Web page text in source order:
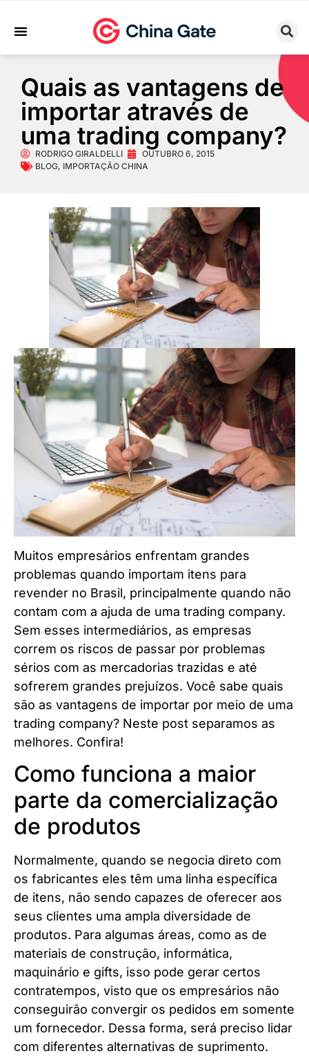
Quais as vantagens de
importar através de
uma trading company?
RODRIGO GIRALDELLI
OUTUBRO 6, 2015
BLOG, IMPORTAÇÃO CHINA
Muitos empresários enfrentam grandes
problemas quando importam itens para
revender no Brasil, principalmente quando não
contam com a ajuda de uma trading company.
Sem esses intermediários, as empresas
correm os riscos de passar por problemas
sérios com as mercadorias trazidas e até
sofrerem grandes prejuízos. Você sabe quais
são as vantagens de importar por meio de uma
trading company? Neste post separamos as
melhores. Confira!
Como funciona a maior
parte da comercialização
de produtos
Normalmente, quando se negocia direto com
os fabricantes eles têm uma linha específica
de itens, não sendo capazes de oferecer aos
seus clientes uma ampla diversidade de
produtos. Para algumas áreas, como as de
materiais de construção, informática,
maquinário e gifts, isso pode gerar certos
contratempos, visto que os empresários não
conseguirão convergir os pedidos em somente
um fornecedor. Dessa forma, será preciso lidar
com diferentes alternativas de suprimento.